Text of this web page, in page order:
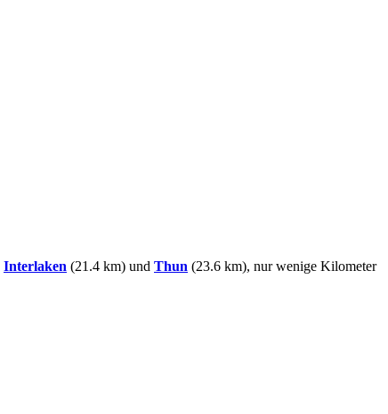
Interlaken (21.4 km) und Thun (23.6 km), nur wenige Kilometer